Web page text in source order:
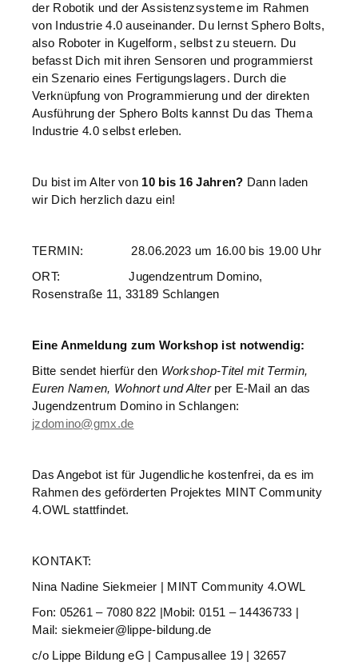
der Robotik und der Assistenzsysteme im Rahmen
von Industrie 4.0 auseinander. Du lernst Sphero Bolts,
also Roboter in Kugelform, selbst zu steuern. Du
befasst Dich mit ihren Sensoren und programmierst
ein Szenario eines Fertigungslagers. Durch die
Verknüpfung von Programmierung und der direkten
Ausführung der Sphero Bolts kannst Du das Thema
Industrie 4.0 selbst erleben.
Du bist im Alter von 10 bis 16 Jahren? Dann laden
wir Dich herzlich dazu ein!
TERMIN: 28.06.2023 um 16.00 bis 19.00 Uhr
ORT: Jugendzentrum Domino,
Rosenstraße 11, 33189 Schlangen
Eine Anmeldung zum Workshop ist notwendig:
Bitte sendet hierfür den Workshop-Titel mit Termin,
Euren Namen, Wohnort und Alterper E-Mail an das
Jugendzentrum Domino in Schlangen:
jzdomino@gmx.de
Das Angebot ist für Jugendliche kostenfrei, da es im
Rahmen des geförderten Projektes MINT Community
4.OWL stattfindet.
KONTAKT:
Nina Nadine Siekmeier | MINT Community 4.OWL
Fon: 05261 – 7080 822 |Mobil: 0151 – 14436733 |
Mail: siekmeier@lippe-bildung.de
c/o Lippe Bildung eG | Campusallee 19 | 32657